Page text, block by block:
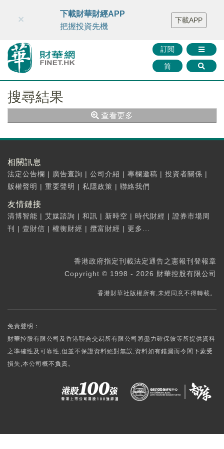
財華智庫網 FINTV FINMETA 財華證券 媒體矩陣
智庫沙龍
聯絡我們
訂閱
简
×
下載財華財經APP
把握投資先機
下載APP
搜尋結果
查看更多
相關訊息
法定公告欄 | 廣告查詢 | 公司介紹 | 專欄邀稿 | 投資者關係 |
版權聲明 | 重要聲明 | 私隱政策 | 聯絡我們
友情鏈接
清博智能 | 艾媒諮詢 | 和訊 | 新時空 | 時代財經 | 證券市場周
刊
| 壹財信 | 權衡財經 | 攬富財經 | 更多...
香港政府指定刊載法定通告之憲報刊登報章
Copyright © 1998 - 2026 財華控股有限公司
香港財華社版權所有,未經同意不得轉載。
免責聲明：
財華控股有限公司及香港聯合交易所有限公司將盡力確保彼等所提供資料
之準確性及可靠性,但並不保證資料絕對無誤,資料如有錯漏而令閣下蒙受
損失,本公司概不負責。